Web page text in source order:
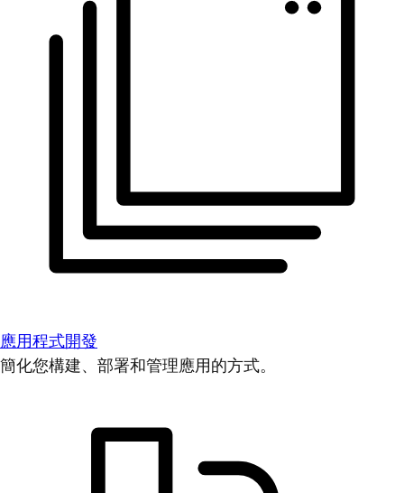
應用程式開發
簡化您構建、部署和管理應用的方式。